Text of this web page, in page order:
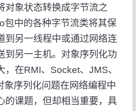
对象状态转换成字节流之
包中的各种字节流类将其保
到另一线程中或通过网络连
到另一主机。对象序列化功
，在RMI、Socket、JMS、
象序列化问题在网络编程中
的课题，但却相当重要，具